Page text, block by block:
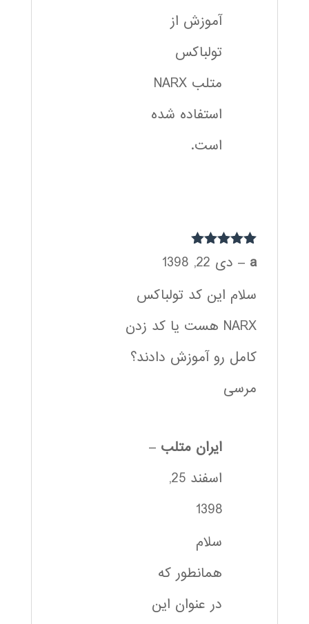
آموزش از
تولباکس
متلب NARX
استفاده شده
است.
نمره از 5 a
– دی 22, 1398
سلام این کد تولباکس
NARX هست یا کد زدن
کامل رو آموزش دادند؟
مرسی
ایران متلب –
اسفند 25,
1398
سلام
همانطور که
در عنوان این